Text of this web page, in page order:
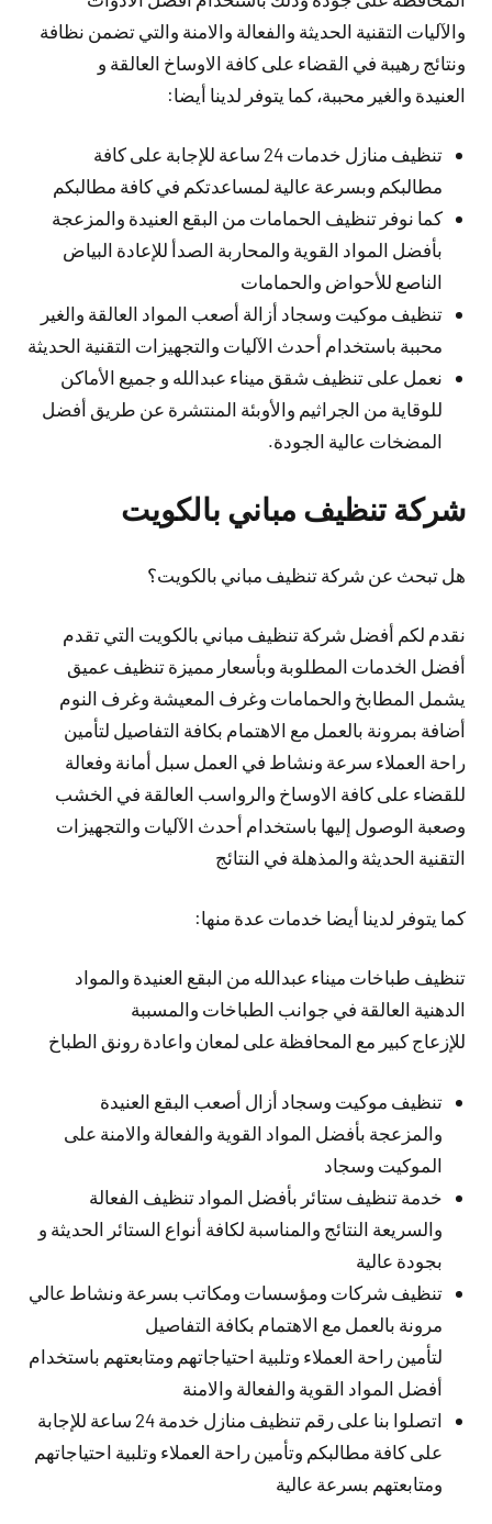
والآليات التقنية الحديثة والفعالة والامنة والتي تضمن نظافة
ونتائج رهيبة في القضاء على كافة الاوساخ العالقة و
العنيدة والغير محببة، كما يتوفر لدينا أيضا:
تنظيف منازل خدمات 24 ساعة للإجابة على كافة
مطالبكم وبسرعة عالية لمساعدتكم في كافة مطالبكم
كما نوفر تنظيف الحمامات من البقع العنيدة والمزعجة
بأفضل المواد القوية والمحاربة الصدأ للإعادة البياض
الناصع للأحواض والحمامات
تنظيف موكيت وسجاد أزالة أصعب المواد العالقة والغير
محببة باستخدام أحدث الآليات والتجهيزات التقنية الحديثة
نعمل على تنظيف شقق ميناء عبدالله و جميع الأماكن
للوقاية من الجراثيم والأوبئة المنتشرة عن طريق أفضل
المضخات عالية الجودة.
شركة تنظيف مباني بالكويت
هل تبحث عن شركة تنظيف مباني بالكويت؟
نقدم لكم أفضل شركة تنظيف مباني بالكويت التي تقدم
أفضل الخدمات المطلوبة وبأسعار مميزة تنظيف عميق
يشمل المطابخ والحمامات وغرف المعيشة وغرف النوم
أضافة بمرونة بالعمل مع الاهتمام بكافة التفاصيل لتأمين
راحة العملاء سرعة ونشاط في العمل سبل أمانة وفعالة
للقضاء على كافة الاوساخ والرواسب العالقة في الخشب
وصعبة الوصول إليها باستخدام أحدث الآليات والتجهيزات
التقنية الحديثة والمذهلة في النتائج
كما يتوفر لدينا أيضا خدمات عدة منها:
تنظيف طباخات ميناء عبدالله من البقع العنيدة والمواد
الدهنية العالقة في جوانب الطباخات والمسببة
للإزعاج كبير مع المحافظة على لمعان واعادة رونق الطباخ
تنظيف موكيت وسجاد أزال أصعب البقع العنيدة
والمزعجة بأفضل المواد القوية والفعالة والامنة على
الموكيت وسجاد
خدمة تنظيف ستائر بأفضل المواد تنظيف الفعالة
والسريعة النتائج والمناسبة لكافة أنواع الستائر الحديثة و
بجودة عالية
تنظيف شركات ومؤسسات ومكاتب بسرعة ونشاط عالي
مرونة بالعمل مع الاهتمام بكافة التفاصيل
لتأمين راحة العملاء وتلبية احتياجاتهم ومتابعتهم باستخدام
أفضل المواد القوية والفعالة والامنة
اتصلوا بنا على رقم تنظيف منازل خدمة 24 ساعة للإجابة
على كافة مطالبكم وتأمين راحة العملاء وتلبية احتياجاتهم
ومتابعتهم بسرعة عالية